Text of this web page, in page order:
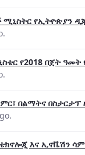
ሚኒስትር የኢትዮጵያን
የ2018 በጀት
በልማትና በስታርታፕ
ቴክኖሎጂ እና ኢኖቬሽን